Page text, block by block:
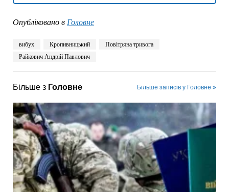
Опубліковано в Головне
вибух Кропивницький
Повітряна тривога
Райкович Андрій Павлович
Більше з Головне Більше записів у Головне »